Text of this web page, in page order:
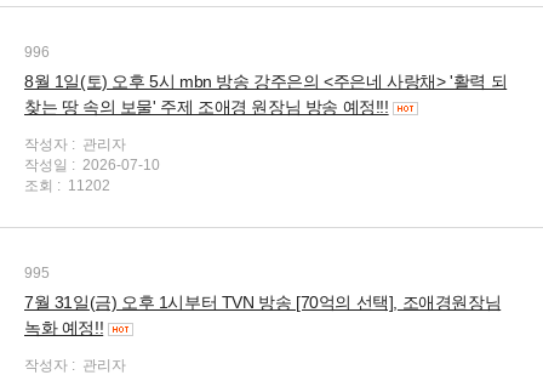
996
8월 1일(토) 오후 5시 mbn 방송 강주은의 <주은네 사랑채> '활력 되
찾는 땅 속의 보물' 주제 조애경 원장님 방송 예정!!!
작성자 : 관리자
작성일 : 2026-07-10
조회 : 11202
995
7월 31일(금) 오후 1시부터 TVN 방송 [70억의 선택], 조애경원장님
녹화 예정!!
작성자 : 관리자